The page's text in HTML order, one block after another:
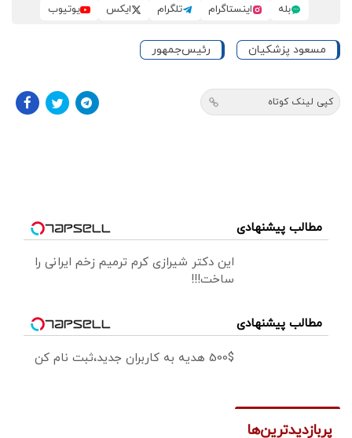
بله
اینستاگرام تلگرام ایکس یوتیوب
مسعود پزشکیان رئیس‌جمهور
کپی لینک کوتاه
مطالب پیشنهادی
این دکتر شیرازی کرم ترمیم زخم ایرانی را
ساخت!!!
مطالب پیشنهادی
500$ هدیه به کاربران جدید،ثبت نام کن
پربازدیدترین‌ها